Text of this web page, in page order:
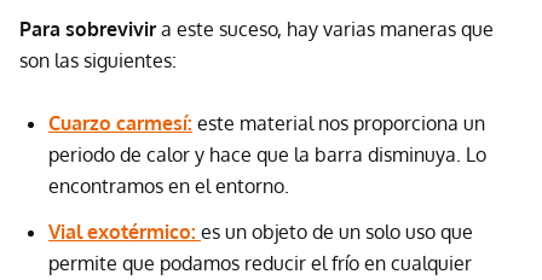
Para sobrevivir a este suceso, hay varias maneras que
son las siguientes:
Cuarzo carmesí: este material nos proporciona un
periodo de calor y hace que la barra disminuya. Lo
encontramos en el entorno.
Vial exotérmico: es un objeto de un solo uso que
permite que podamos reducir el frío en cualquier